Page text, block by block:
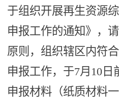
于组织开展再生资源
申报工作的通知》，
原则，组织辖区内符
申报工作，于7月10
申报材料（纸质材料